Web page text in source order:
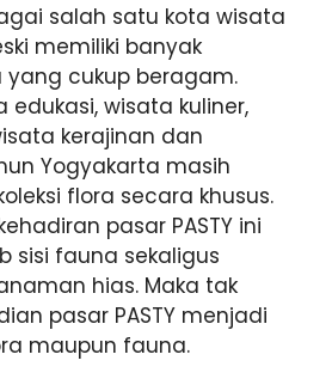
salah satu kota wisata
memiliki banyak
cukup beragam.
edukasi, wisata kuliner,
kerajinan dan
Yogyakarta masih
flora secara khusus.
pasar PASTY ini
sisi fauna sekaligus
hias. Maka tak
pasar PASTY menjadi
maupun fauna.